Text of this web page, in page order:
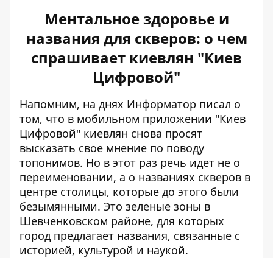
Ментальное здоровье и
названия для скверов: о чем
спрашивает киевлян "Киев
Цифровой"
Напомним, на днях Информатор писал о
том, что в мобильном приложении "Киев
Цифровой" киевлян снова просят
высказать свое мнение по поводу
топонимов. Но в этот раз речь идет не о
переименовании, а о названиях скверов в
центре столицы, которые до этого были
безымянными. Это зеленые зоны в
Шевченковском районе, для которых
город предлагает названия, связанные с
историей, культурой и наукой.